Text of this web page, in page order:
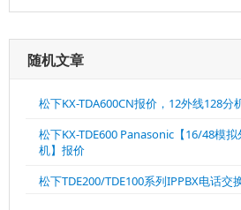
随机文章
松下KX-TDA600CN报价，12外线128分
松下KX-TDE600 Panasonic【16/48模
机】报价
松下TDE200/TDE100系列IPPBX电话交